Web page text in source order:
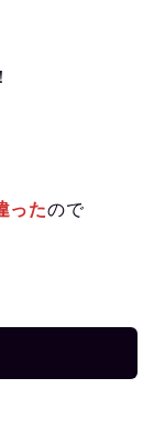
ったので